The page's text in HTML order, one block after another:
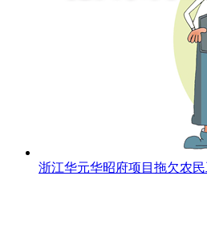
浙江华元华昭府项目拖欠农